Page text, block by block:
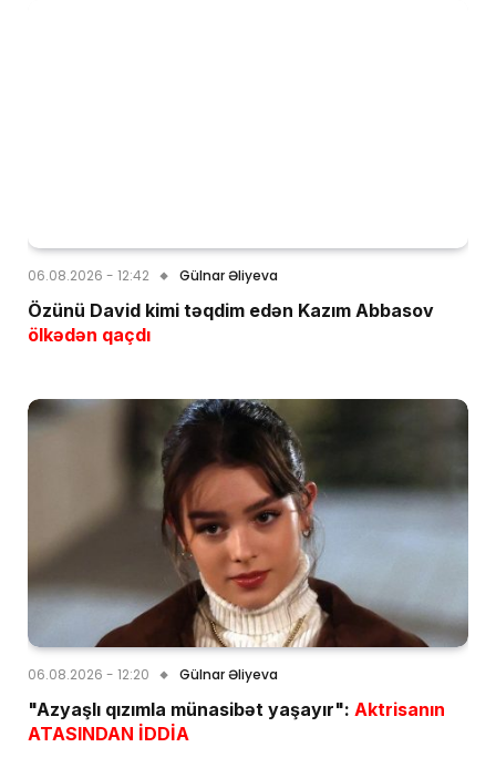
06.08.2026 - 12:42 Gülnar Əliyeva
Özünü David kimi təqdim edən Kazım Abbasov
ölkədən qaçdı
06.08.2026 - 12:20 Gülnar Əliyeva
"Azyaşlı qızımla münasibət yaşayır": Aktrisanın
ATASINDAN İDDİA